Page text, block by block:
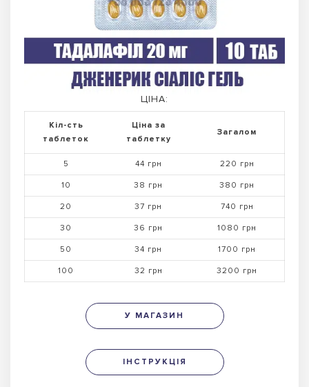
ЦІНА:
Кіл-сть
таблеток
Ціна за
таблетку
Загалом
5 44 грн 220 грн
10 38 грн 380 грн
20 37 грн 740 грн
30 36 грн 1080 грн
50 34 грн 1700 грн
100 32 грн 3200 грн
У МАГАЗИН
ІНСТРУКЦІЯ